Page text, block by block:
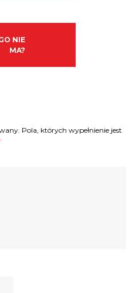
NIE
MA?
Pola, których wypełnienie jest